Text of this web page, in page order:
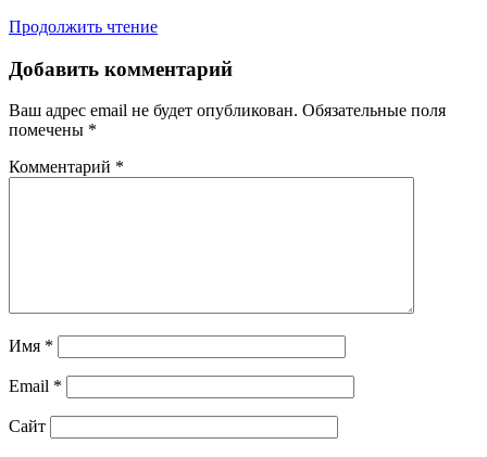
Продолжить чтение
Добавить комментарий
Ваш адрес email не будет опубликован. Обязательные поля
помечены *
Комментарий *
Имя *
Email *
Сайт